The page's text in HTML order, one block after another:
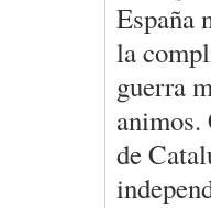
España
la
guerra
animos.
de